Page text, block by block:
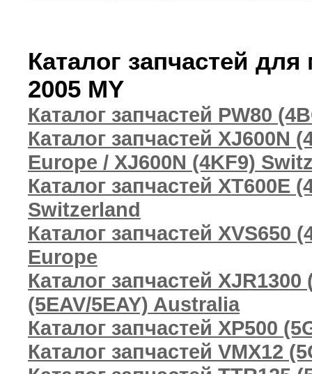
Каталог запчастей
2005 MY
Каталог запчастей PW80
Каталог запчастей XJ600N
Europe / XJ600N (4KF9)
Каталог запчастей XT600E
Switzerland
Каталог запчастей XVS650
Europe
Каталог запчастей
(5EAV/5EAY) Australia
Каталог запчастей XP500
Каталог запчастей VMX12